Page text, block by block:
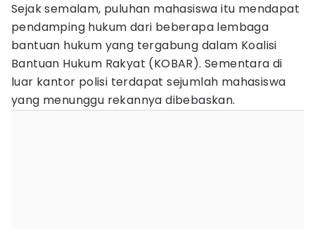
Sejak semalam, puluhan mahasiswa itu mendapat
pendamping hukum dari beberapa lembaga
bantuan hukum yang tergabung dalam Koalisi
Bantuan Hukum Rakyat (KOBAR). Sementara di
luar kantor polisi terdapat sejumlah mahasiswa
yang menunggu rekannya dibebaskan.